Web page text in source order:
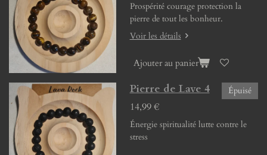
Prospérité courage protection la
pierre de tout les bonheur.
Voir les détails
Ajouter au panier
Épuisé
Pierre de Lave 4
14,99 €
Énergie spiritualité lutte contre le
stress